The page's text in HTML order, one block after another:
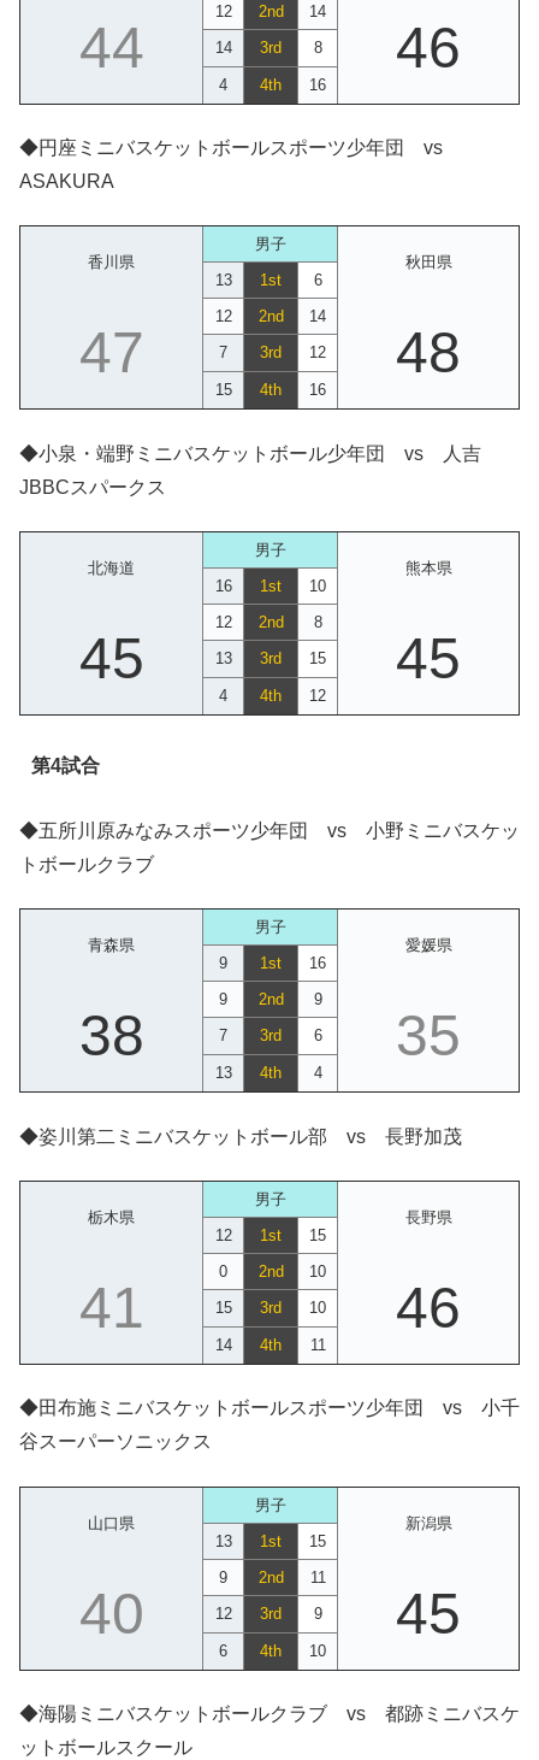
44
12 2nd 14
46
14 3rd 8
4 4th 16
◆円座ミニバスケットボールスポーツ少年団 vs
ASAKURA
香川県
男子
秋田県
13
1st 6
47
12 2nd 14
48
7 3rd 12
15 4th 16
◆小泉・端野ミニバスケットボール少年団 vs 人吉
JBBCスパークス
北海道
男子
熊本県
16
1st 10
45
12 2nd 8
45
13 3rd 15
4 4th 12
第4試合
◆五所川原みなみスポーツ少年団 vs 小野ミニバスケッ
トボールクラブ
青森県
男子
愛媛県
9
1st 16
38
9 2nd 9
35
7 3rd 6
13 4th 4
◆姿川第二ミニバスケットボール部 vs 長野加茂
栃木県
男子
長野県
12
1st 15
41
0 2nd 10
46
15 3rd 10
14 4th 11
◆田布施ミニバスケットボールスポーツ少年団 vs 小千
谷スーパーソニックス
山口県
男子
新潟県
13
1st 15
40
9 2nd 11
45
12 3rd 9
6 4th 10
◆海陽ミニバスケットボールクラブ vs 都跡ミニバスケ
ットボールスクール